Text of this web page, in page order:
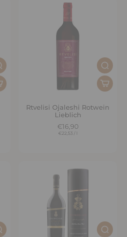
Rtvelisi Ojaleshi Rotwein
Lieblich
€16,90
€22,53 / l